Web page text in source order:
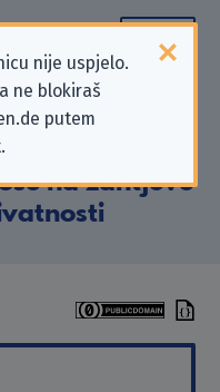
nije uspjelo.
ne blokiraš
putem
Kreuzes
na zahtjeve